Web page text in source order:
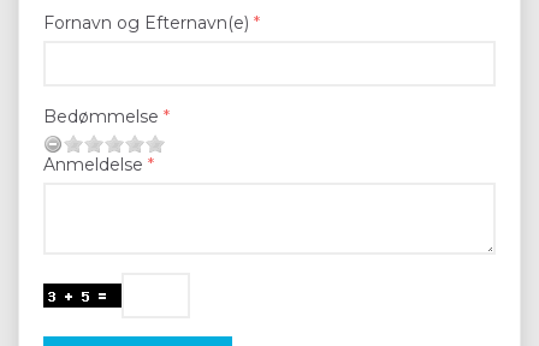
Fornavn og Efternavn(e)
Bedømmelse
Anmeldelse